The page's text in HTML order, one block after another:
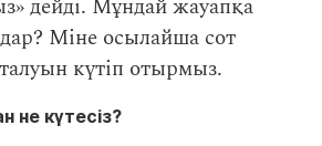
дейді. Мұндай жауапқа
Міне осылайша сот
күтіп отырмыз.
не күтесіз?